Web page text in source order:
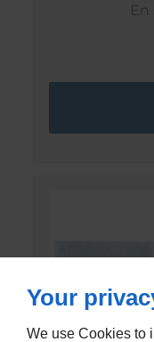
En
Your
We use Cookies to